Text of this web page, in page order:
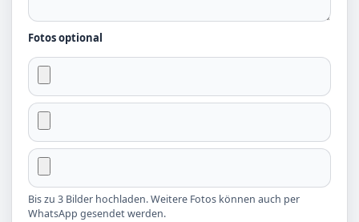
Fotos optional
Bis zu 3 Bilder hochladen. Weitere Fotos können auch per
WhatsApp gesendet werden.